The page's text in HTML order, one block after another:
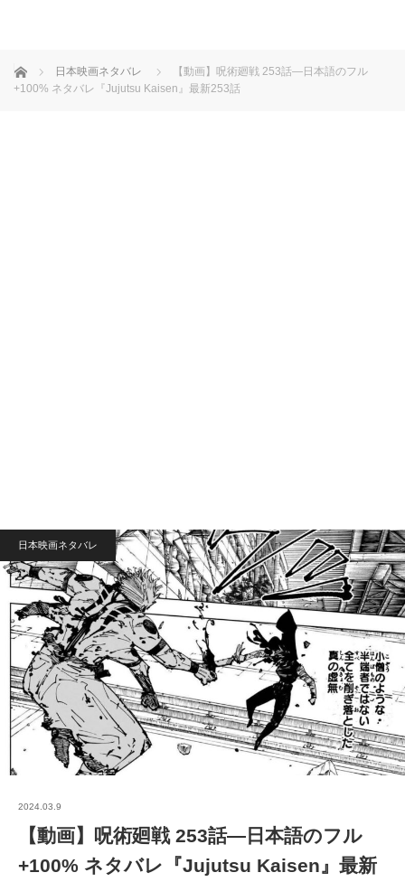
ホーム 日本映画ネタバレ
【動画】呪術廻戦 253話―日本語のフル
+100% ネタバレ『Jujutsu Kaisen』最新253話
日本映画ネタバレ
2024.03.9
【動画】呪術廻戦 253話―日本語のフル
+100% ネタバレ『Jujutsu Kaisen』最新